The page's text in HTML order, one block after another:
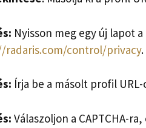
Nyisson meg egy új lapot
radaris.com/control/privacy.
Írja be a másolt profil
Válaszoljon a CAPTCHA-